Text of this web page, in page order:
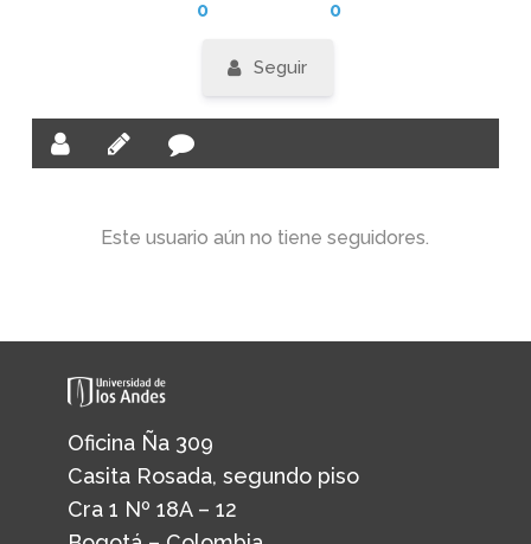
0 0
Seguir
Este usuario aún no tiene seguidores.
Oficina Ña 309
Casita Rosada, segundo piso
Cra 1 Nº 18A – 12